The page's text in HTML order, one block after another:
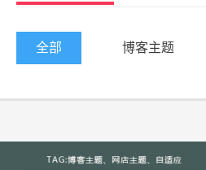
全部 博客主题